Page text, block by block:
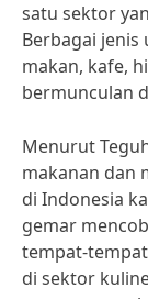
satu sektor
Berbagai
makan, kafe,
bermunculan
Menurut
makanan dan
di Indonesia
gemar
tempat-
di sektor